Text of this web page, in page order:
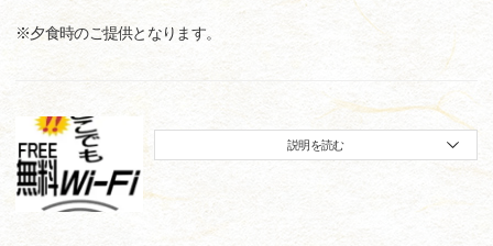
※夕食時のご提供となります。
説明を読む